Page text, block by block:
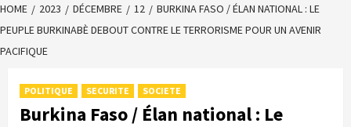
HOME 2023 DÉCEMBRE 12
BURKINA FASO / ÉLAN NATIONAL : LE
PEUPLE BURKINABÈ DEBOUT CONTRE LE TERRORISME POUR UN AVENIR
PACIFIQUE
POLITIQUE SECURITE SOCIETE
Burkina Faso / Élan national : Le